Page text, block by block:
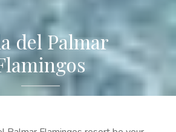
del Palmar